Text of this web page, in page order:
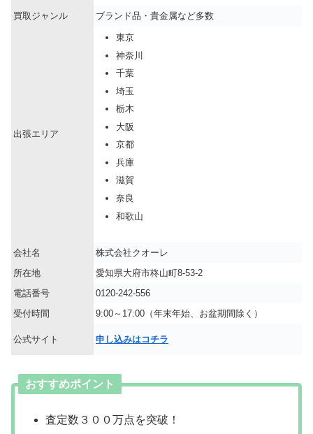
買取ジャンル ブランド品・貴金属など多数
出張エリア
東京
神奈川
千葉
埼玉
栃木
大阪
京都
兵庫
滋賀
奈良
和歌山
会社名
株式会社クオーレ
所在地
愛知県大府市柊山町8-53-2
電話番号
0120-242-556
受付時間
9:00～17:00（年末年始、お盆期間除く）
公式サイト 申し込みはコチラ
おすすめポイント
査定数３００万点を突破！